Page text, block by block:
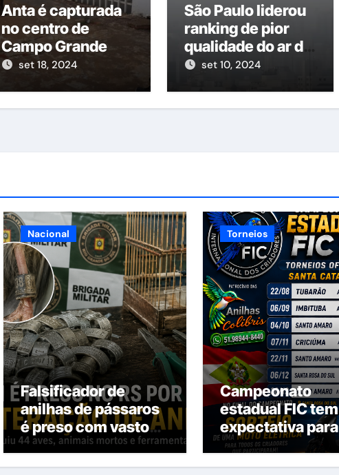
Anta é capturada
no centro de
Campo Grande
set 18, 2024
São Paulo liderou
ranking de pior
qualidade do ar do
mundo nesta
set 10, 2024
Nacional
Falsificador de
anilhas de pássaros
é preso com vasto
material
Torneios
Campeonato
estadual FIC tem
expectativa para
300 pássaros